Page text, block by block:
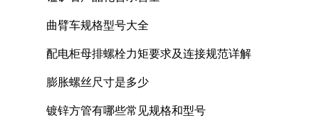
曲臂车规格型号大全
配电柜母排螺栓力矩要求及连接规范详解
膨胀螺丝尺寸是多少
镀锌方管有哪些常见规格和型号